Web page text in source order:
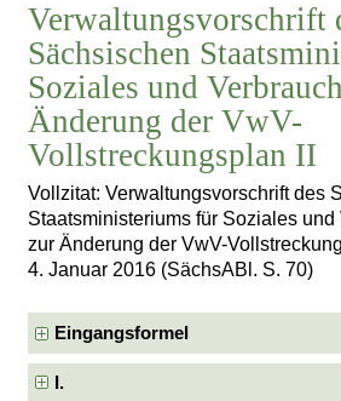
Verwaltungsvorschrift
Sächsischen
Soziales und
Änderung der VwV-
Vollstreckungsplan II
Vollzitat: Verwaltungsvorschrift des
Staatsministeriums für Soziales und
zur Änderung der VwV-
4. Januar 2016 (SächsABl. S. 70)
Eingangsformel
I.